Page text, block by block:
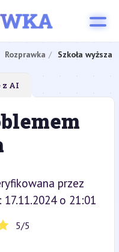
Rozprawka Szkoła wyższa
z AI
przez
o 21:01
5/5